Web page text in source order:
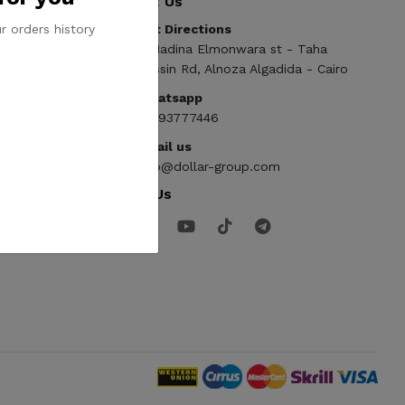
Get Directions
ElMadina Elmonwara st - Taha
Hussin Rd, Alnoza Algadida - Cairo
Whatsapp
01093777446
Email us
info@dollar-group.com
Follow Us
orders history